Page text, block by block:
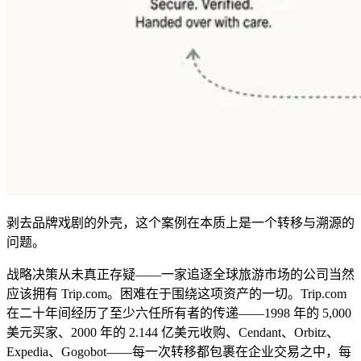
剥去品牌戏剧的外壳，这个案例在本质上是一个转移与溯源的
问题。
战略决策从未真正存疑——一家追逐全球旅游市场的公司当然
应该拥有 Trip.com。困难在于围绕这项资产的一切。Trip.com
在二十年间经历了至少六任所有者的传递——1998 年的 5,000
美元买家、2000 年的 2.144 亿美元收购、Cendant、Orbitz、
Expedia、Gogobot——每一次转移都包裹在企业交易之中，每